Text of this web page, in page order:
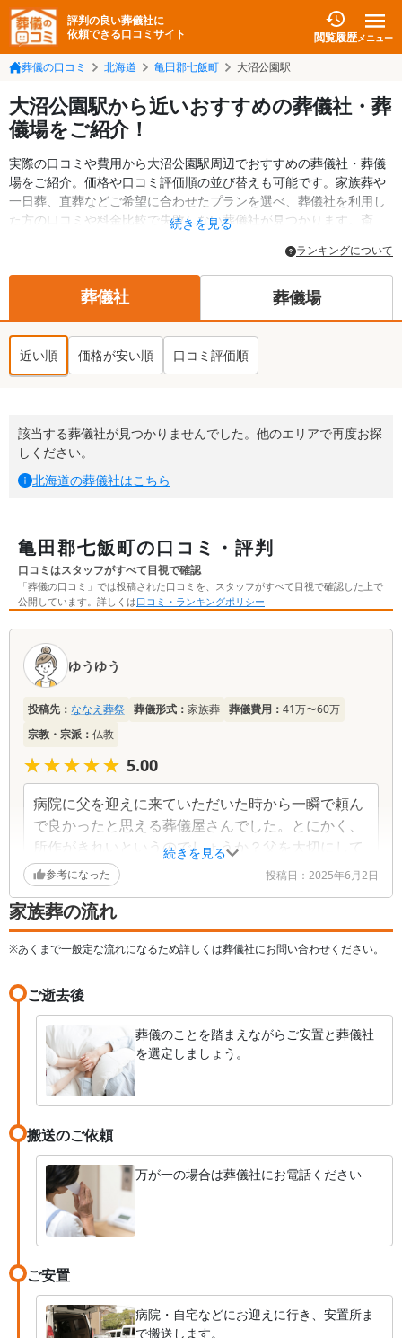
評判の良い葬儀社に
依頼できる口コミサイト
閲覧履歴メニュー
葬儀の口コミ 北海道 亀田郡七飯町 大沼公園駅
大沼公園駅から近いおすすめの葬儀社・葬
儀場をご紹介！
実際の口コミや費用から大沼公園駅周辺でおすすめの葬儀社・葬儀
場をご紹介。価格や口コミ評価順の並び替えも可能です。家族葬や
一日葬、直葬などご希望に合わせたプランを選べ、葬儀社を利用し
た方の口コミや料金比較で失敗しない葬儀社が見つかります。斎
ついての情報も掲載しています。24時間の相談受付で深夜・早朝で
も対応可能です。
続きを見る
ランキングについて
葬儀社 葬儀場
近い順 価格が安い順 口コミ評価順
該当する葬儀社が見つかりませんでした。他のエリアで再度お探
しください。
北海道の葬儀社はこちら
亀田郡七飯町の口コミ・評判
口コミはスタッフがすべて目視で確認
「葬儀の口コミ」では投稿された口コミを、スタッフがすべて目視で確認した上で
公開しています。詳しくは口コミ・ランキングポリシー
続きを見る
ゆうゆう
投稿先： ななえ葬祭 葬儀形式： 家族葬 葬儀費用： 41万〜60万
宗教・宗派： 仏教
★★★★★
★★★★★ 5.00
病院に父を迎えに来ていただいた時から一瞬で頼ん
で良かったと思える葬儀屋さんでした。とにかく、
所作がきれいというのでしょうか？父を大切にして
いただいているのが遺体の移動だけでもわかりまし
た。まるでドラマのワンシーンを見ているかのよう
でした。初めての喪主でしたが、葬儀だけではな
く、葬儀後の手続きや細かい変更点なども的確に指
示していただけます。疲れている時なので、こちが
かりやすく書いて伝えてくれたり、困った時ようの
冊子もいただけます。最短で全てが終えられ、葬儀
自体が夢だったのかと思うほどです。それほど全て
において完璧でした。用意していただいたお花まで
新鮮で豪華でかなり長い間心安らぐ思いをさせてい
ただきました。
参考になった 投稿日： 2025年6月2日
家族葬の流れ
※あくまで一般定な流れになるため詳しくは葬儀社にお問い合わせください。
ご逝去後
葬儀のことを踏まえながらご安置と葬儀社
を選定しましょう。
搬送のご依頼
万が一の場合は葬儀社にお電話ください
ご安置
病院・自宅などにお迎えに行き、安置所ま
で搬送します。